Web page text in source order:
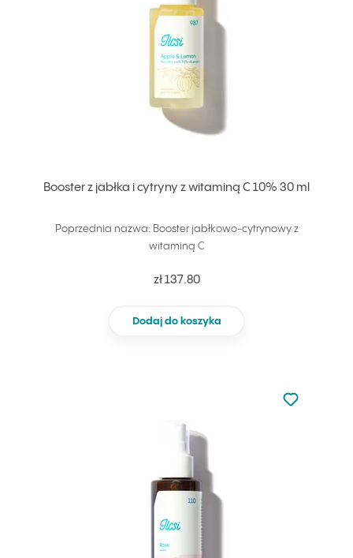
Booster z jabłka i cytryny z witaminą C 10% 30 ml
Poprzednia nazwa: Booster jabłkowo-cytrynowy z
witaminą C
zł 137.80
Dodaj do koszyka
Nie dodano
Dodaj do